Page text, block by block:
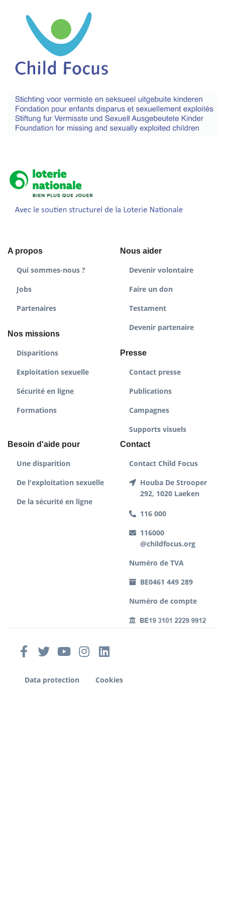
A propos
Qui sommes-nous ?
Jobs
Partenaires
Nos missions
Disparitions
Exploitation sexuelle
Sécurité en ligne
Formations
Nous aider
Devenir volontaire
Faire un don
Testament
Devenir partenaire
Presse
Contact presse
Publications
Campagnes
Supports visuels
Besoin d'aide pour
Une disparition
De l'exploitation sexuelle
De la sécurité en ligne
Contact
Contact Child Focus
Houba De Strooper
292, 1020 Laeken
116 000
116000
@childfocus.org
Numéro de TVA
BE0461 449 289
Numéro de compte
Data protection Cookies